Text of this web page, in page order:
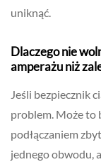
uniknąć.
Dlaczego nie
amperażu niż
Jeśli bezpiecznik
problem. Może to
podłączaniem
jednego obwodu,